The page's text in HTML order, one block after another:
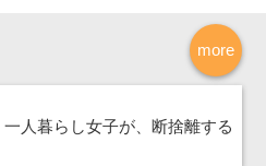
more
人暮らし女子が、断捨離する